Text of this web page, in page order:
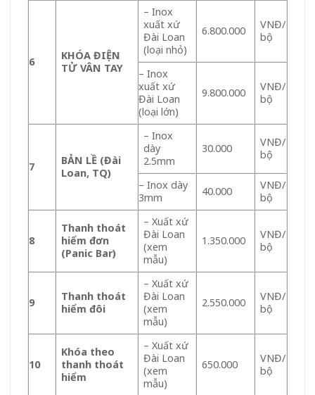
6
KHÓA ĐIỆN
TỬ VÂN TAY
– Inox
xuất xứ
Đài Loan
(loại nhỏ)
6.800.000
VNĐ/
bộ
– Inox
xuất xứ
Đài Loan
(loại lớn)
9.800.000
VNĐ/
bộ
7
BẢN LỀ (Đài
Loan, TQ)
– Inox
dày
2.5mm
30.000
VNĐ/
bộ
– Inox dày
3mm
40.000
VNĐ/
bộ
8
Thanh thoát
hiểm đơn
(Panic Bar)
– Xuất xứ
Đài Loan
(xem
mẫu)
1.350.000
VNĐ/
bộ
9
Thanh thoát
hiểm đôi
– Xuất xứ
Đài Loan
(xem
mẫu)
2.550.000
VNĐ/
bộ
10
Khóa theo
thanh thoát
hiểm
– Xuất xứ
Đài Loan
(xem
mẫu)
650.000
VNĐ/
bộ